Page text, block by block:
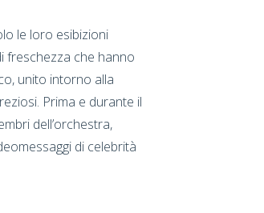
le loro esibizioni
freschezza che hanno
unito intorno alla
Prima e durante il
dell’orchestra,
di celebrità